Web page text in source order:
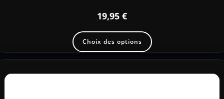
19,95 €
Choix des options